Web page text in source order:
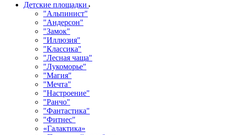
Детские площадки
"Альпинист"
"Андерсон"
"Замок"
"Иллюзия"
"Классика"
"Лесная чаща"
"Лукоморье"
"Магия"
"Мечта"
"Настроение"
"Ранчо"
"Фантастика"
"Фитнес"
«Галактика»